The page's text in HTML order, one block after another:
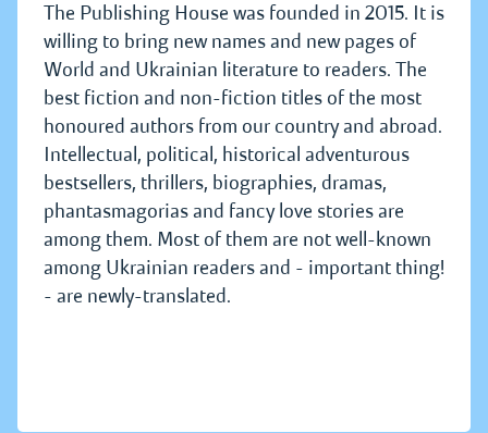
The Publishing House was founded in 2015. It is
willing to bring new names and new pages of
World and Ukrainian literature to readers. The
best fiction and non-fiction titles of the most
honoured authors from our country and abroad.
Intellectual, political, historical adventurous
bestsellers, thrillers, biographies, dramas,
phantasmagorias and fancy love stories are
among them. Most of them are not well-known
among Ukrainian readers and - important thing!
- are newly-translated.